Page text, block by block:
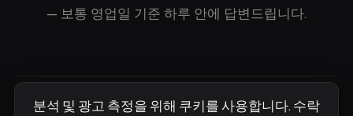
— 보통 영업일 기준 하루 안에 답변드립니다.
분석 및 광고 측정을 위해 쿠키를 사용합니다. 수락